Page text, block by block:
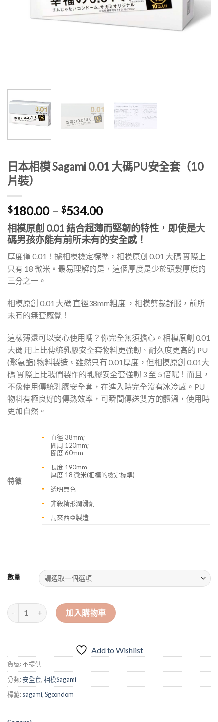
日本相模 Sagami 0.01 大碼PU安全套（10
片裝）
$180.00 – $534.00價
格
範
圍：
$180.00
到
相模原創 0.01 結合超薄而堅韌的特性，即使是大
碼男孩亦能有前所未有的安全感！
厚度僅 0.01！據相模檢定標準，相模原創 0.01 大碼 實際上
只有 18 微米。最易理解的是，這個厚度是少於頭髮厚度的
三分之一。
相模原創 0.01 大碼 直徑38mm粗度 ，相模剪裁舒服，前所
未有的無套感覺！
這樣薄還可以安心使用嗎？你完全無須擔心。相模原創 0.01
大碼 用上比傳統乳膠安全套物料更強韌、耐久度更高的 PU
(聚氨酯) 物料製造。雖然只有 0.01厚度，但相模原創 0.01大
碼 實際上比我們製作的乳膠安全套強韌 3 至 5 倍呢！而且，
不像使用傳統乳膠安全套，在進入時完全沒有冰冷感。PU
物料有極良好的傳熱效率，可瞬間傳送雙方的體溫，使用時
更加自然。
特徵
直徑 38mm;
圓周 120mm;
闊度 60mm
長度 190mm
厚度 18 微米(相模的檢定標準)
透明無色
非殺精形潤滑劑
馬來西亞製造
數量
日本相模 Sagami 0.01 大碼PU安全套（10片裝） 數量
加入購物車
Add to Wishlist
貨號:不提供
分類:安全套,相模Sagami
標籤:sagami,Sgcondom